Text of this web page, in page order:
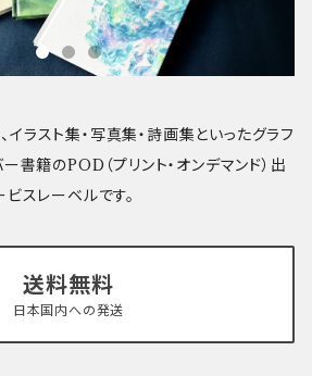
イラスト集・写真集・詩画集といったグラフ
書籍のPOD（プリント・オンデマンド）出
スレーベルです。
送料無料
日本国内への発送